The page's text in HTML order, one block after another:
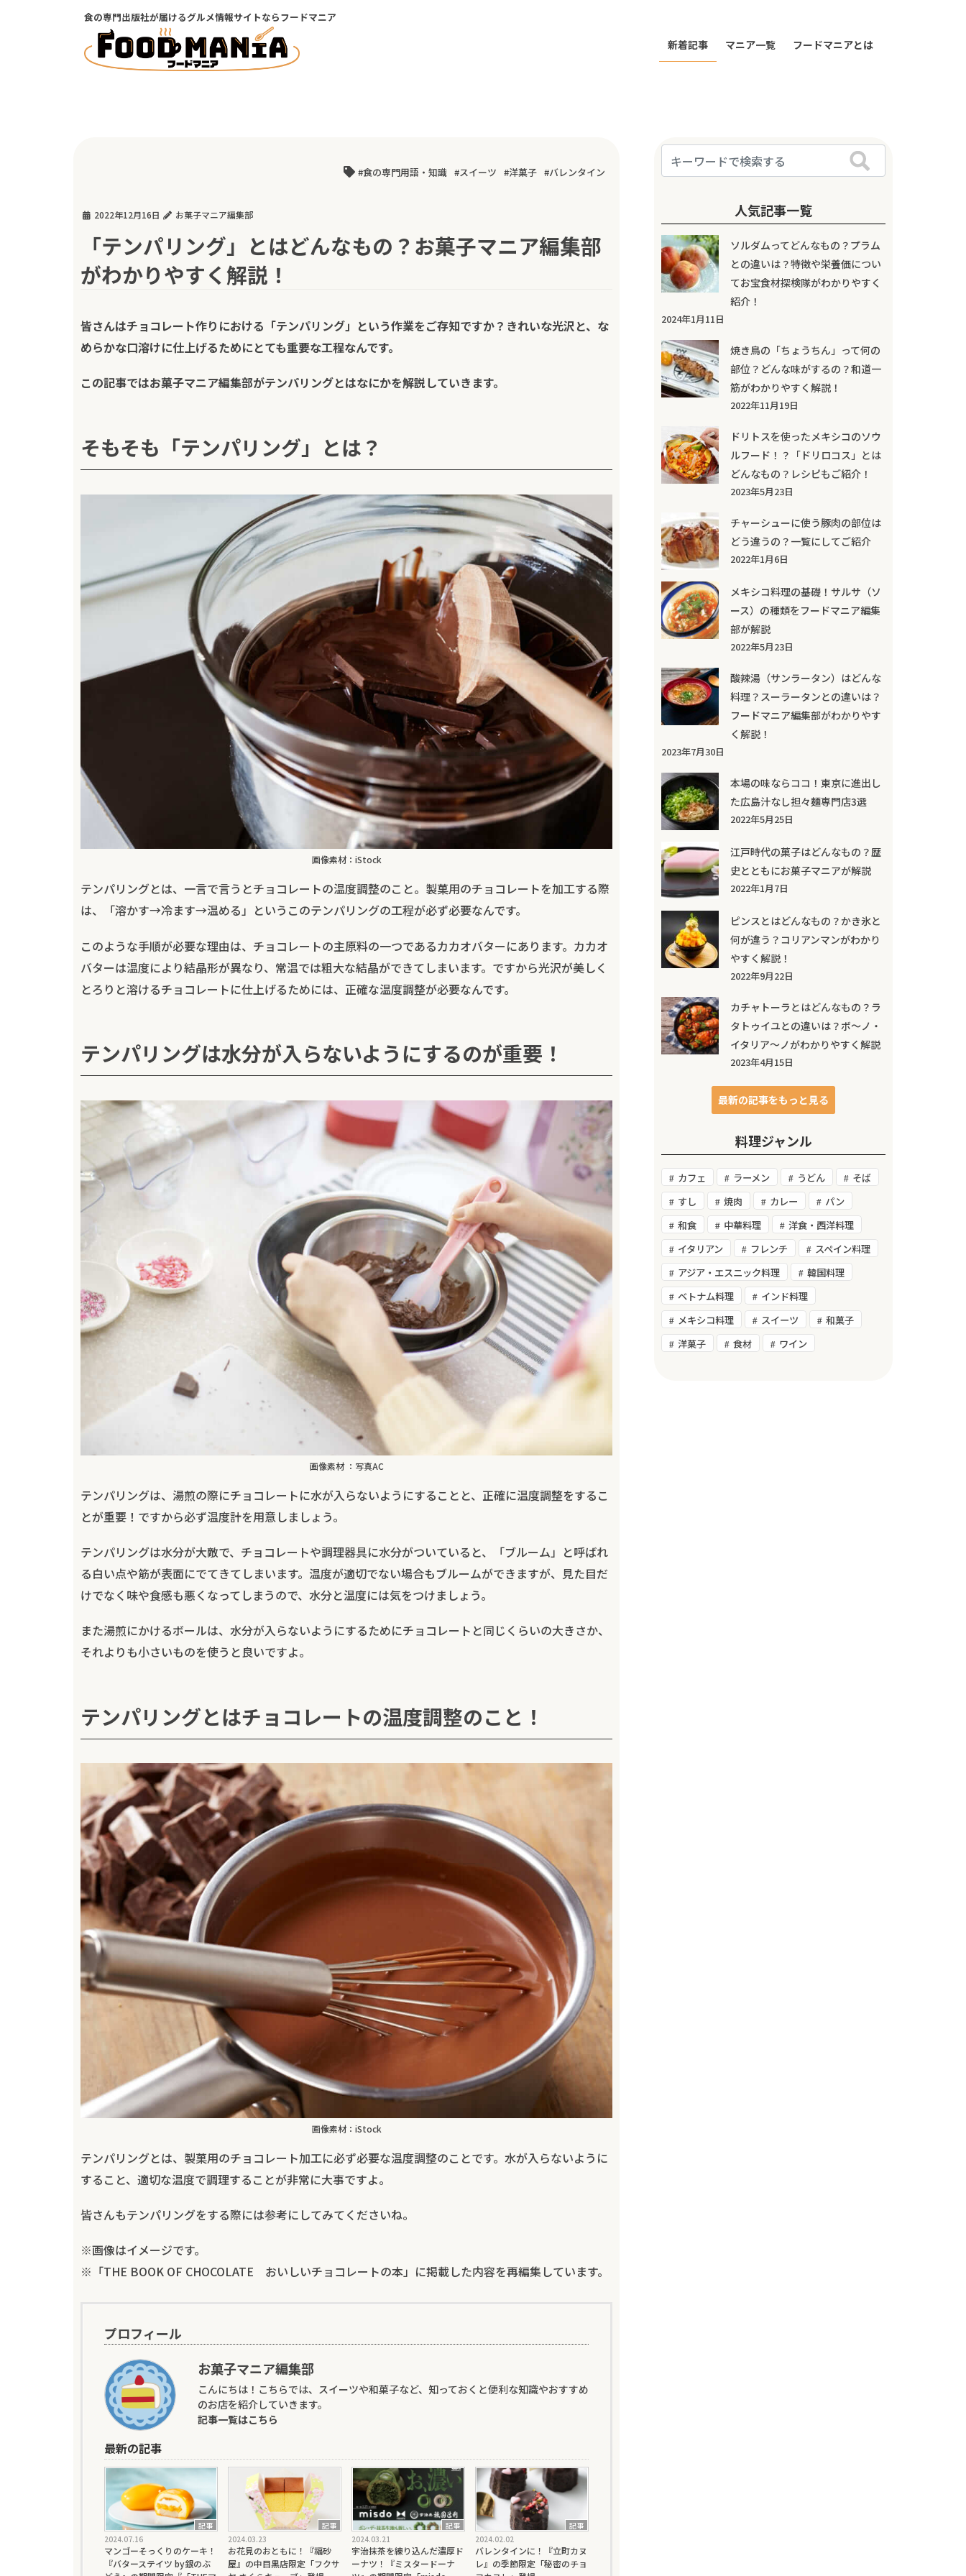
食の専門出版社が届けるグルメ情報サイトならフードマニア
新着記事 マニア一覧 フードマニアとは
食の専門用語・知識 スイーツ 洋菓子 バレンタイン
2022年12月16日 お菓子マニア編集部
「テンパリング」とはどんなもの？お菓子マニア編集部
がわかりやすく解説！
皆さんはチョコレート作りにおける「テンパリング」という作業をご存知ですか？きれいな光沢と、な
めらかな口溶けに仕上げるためにとても重要な工程なんです。
この記事ではお菓子マニア編集部がテンパリングとはなにかを解説していきます。
そもそも「テンパリング」とは？
画像素材：iStock
テンパリングとは、一言で言うとチョコレートの温度調整のこと。製菓用のチョコレートを加工する際
は、「溶かす→冷ます→温める」というこのテンパリングの工程が必ず必要なんです。
このような手順が必要な理由は、チョコレートの主原料の一つであるカカオバターにあります。カカオ
バターは温度により結晶形が異なり、常温では粗大な結晶ができてしまいます。ですから光沢が美しく
とろりと溶けるチョコレートに仕上げるためには、正確な温度調整が必要なんです。
テンパリングは水分が入らないようにするのが重要！
画像素材 ：写真AC
テンパリングは、湯煎の際にチョコレートに水が入らないようにすることと、正確に温度調整をするこ
とが重要！ですから必ず温度計を用意しましょう。
テンパリングは水分が大敵で、チョコレートや調理器具に水分がついていると、「ブルーム」と呼ばれ
る白い点や筋が表面にでてきてしまいます。温度が適切でない場合もブルームができますが、見た目だ
けでなく味や食感も悪くなってしまうので、水分と温度には気をつけましょう。
また湯煎にかけるボールは、水分が入らないようにするためにチョコレートと同じくらいの大きさか、
それよりも小さいものを使うと良いですよ。
テンパリングとはチョコレートの温度調整のこと！
画像素材：iStock
テンパリングとは、製菓用のチョコレート加工に必ず必要な温度調整のことです。水が入らないように
すること、適切な温度で調理することが非常に大事ですよ。
皆さんもテンパリングをする際には参考にしてみてくださいね。
※画像はイメージです。
※「THE BOOK OF CHOCOLATE おいしいチョコレートの本」に掲載した内容を再編集しています。
プロフィール
お菓子マニア編集部
こんにちは！こちらでは、スイーツや和菓子など、知っておくと便利な知識やおすすめ
のお店を紹介していきます。
記事一覧はこちら
最新の記事
記事
2024.07.16
マンゴーそっくりのケーキ！
『バターステイツ by銀のぶ
記事
2024.03.23
お花見のおともに！『福砂
屋』の中目黒店限定「フクサ
記事
2024.03.21
宇治抹茶を練り込んだ濃厚ド
ーナツ！『ミスタードーナ
記事
2024.02.02
バレンタインに！『立町カヌ
レ』の季節限定「秘密のチョ
人気記事一覧
ソルダムってどんなもの？プラム
との違いは？特徴や栄養価につい
てお宝食材探検隊がわかりやすく
紹介！
2024年1月11日
焼き鳥の「ちょうちん」って何の
部位？どんな味がするの？和道一
筋がわかりやすく解説！
2022年11月19日
ドリトスを使ったメキシコのソウ
ルフード！？「ドリロコス」とは
どんなもの？レシピもご紹介！
2023年5月23日
チャーシューに使う豚肉の部位は
どう違うの？一覧にしてご紹介
2022年1月6日
メキシコ料理の基礎！サルサ（ソ
ース）の種類をフードマニア編集
部が解説
2022年5月23日
酸辣湯（サンラータン）はどんな
料理？スーラータンとの違いは？
フードマニア編集部がわかりやす
く解説！
2023年7月30日
本場の味ならココ！東京に進出し
た広島汁なし担々麺専門店3選
2022年5月25日
江戸時代の菓子はどんなもの？歴
史とともにお菓子マニアが解説
2022年1月7日
ピンスとはどんなもの？かき氷と
何が違う？コリアンマンがわかり
やすく解説！
2022年9月22日
カチャトーラとはどんなもの？ラ
タトゥイユとの違いは？ボ～ノ・
イタリア～ノがわかりやすく解説
2023年4月15日
最新の記事をもっと見る
料理ジャンル
カフェ ラーメン うどん
そば
すし
焼肉 カレー
パン
和食
中華料理
洋食・西洋料理
イタリアン
フレンチ
スペイン料理
アジア・エスニック料理
韓国料理
ベトナム料理
インド料理
メキシコ料理
スイーツ
和菓子
洋菓子
食材 ワイン